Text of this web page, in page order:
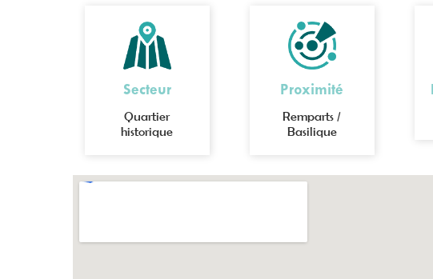
Secteur
Quartier
historique
Proximité
Remparts /
Basilique